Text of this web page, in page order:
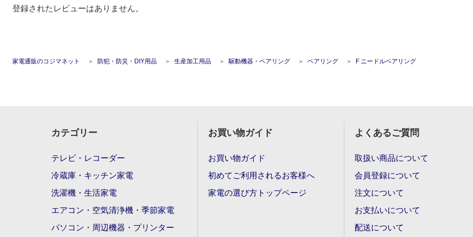
登録されたレビューはありません。
家電通販のコジマネット 防犯・防災・DIY用品 生産加工用品 駆動機器・ベアリング ベアリング F ニードルベアリング
カテゴリー
テレビ・レコーダー
冷蔵庫・キッチン家電
洗濯機・生活家電
エアコン・空気清浄機・季節家電
パソコン・周辺機器・プリンター
お買い物ガイド
お買い物ガイド
初めてご利用されるお客様へ
家電の選び方トップページ
よくあるご質問
取扱い商品について
会員登録について
注文について
お支払いについて
配送について